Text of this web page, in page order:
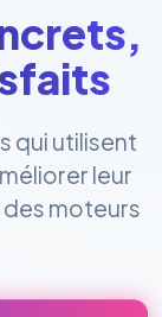
qui utilisent
leur
des moteurs